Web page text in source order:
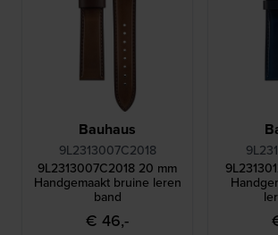
Bauhaus
9L2313007C2018
9L2313007C2018 20 mm
Handgemaakt bruine leren
band
€ 46,-